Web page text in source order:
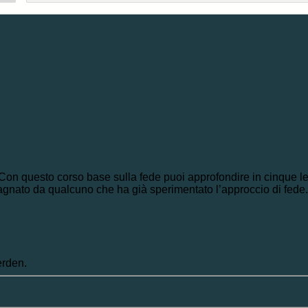
questo corso base sulla fede puoi approfondire in
da qualcuno che ha già sperimentato l’approccio di fede.